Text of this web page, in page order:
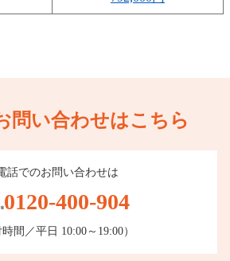
問い合わせはこちら
話でのお問い合わせは
0120-400-904
時間／平日 10:00～19:00）